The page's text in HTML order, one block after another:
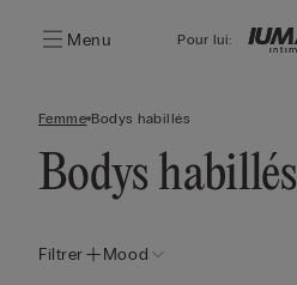
Menu Pour lui:
Femme Bodys habillés
Bodys habillés
Filtrer Mood